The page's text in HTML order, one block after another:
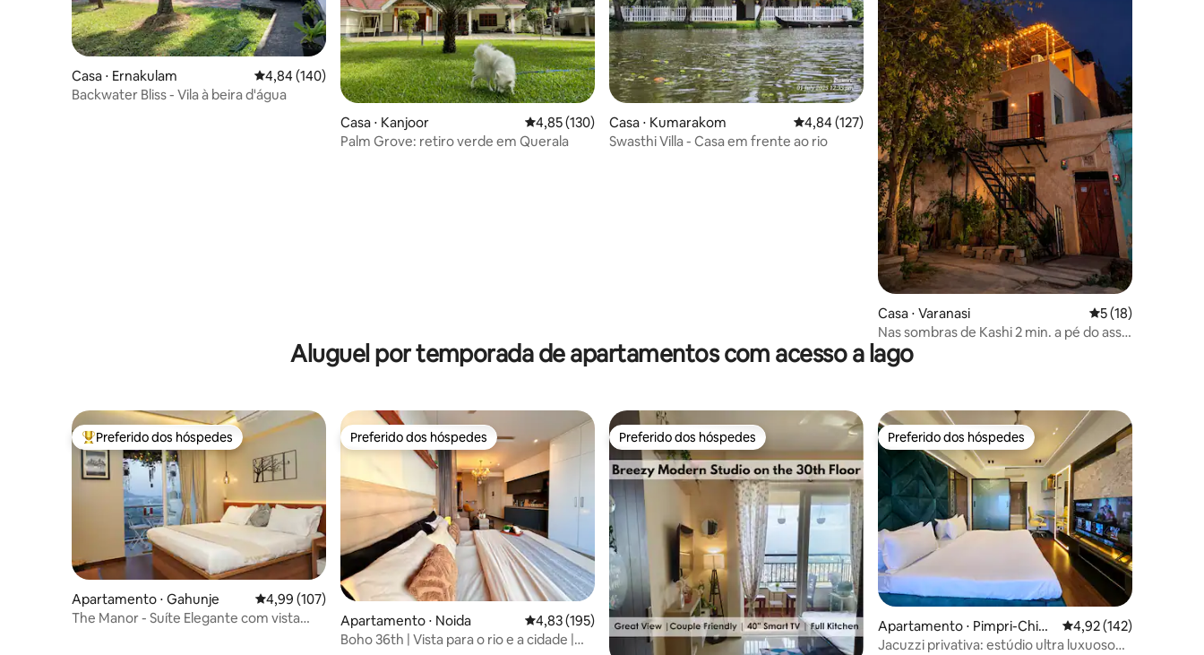
Casa ⋅ Ernakulam 4,84 de uma avaliação média de 5, 140 avaliações
4,84 (140)
Backwater Bliss - Vila à beira d'água
Casa ⋅ Kanjoor 4,85 de uma avaliação média de 5, 130 avaliações
4,85 (130)
Palm Grove: retiro verde em Querala
Casa ⋅ Kumarakom 4,84 de uma avaliação média de 5, 127 avaliações
4,84 (127)
Swasthi Villa - Casa em frente ao rio
Casa ⋅ Varanasi 5 de uma
5 (18)
Nas sombras de Kashi 2 min. a pé do assi
ghat
Aluguel por temporada de apartamentos com acesso a lago
Entre os melhores preferidos dos hóspedes
Preferido dos hóspedes
Apartamento ⋅ Gahunje 4,99 de uma avaliação média de 5, 107 avaliações
4,99 (107)
The Manor - Suíte Elegante com vista
Preferido dos hóspedes
Preferido dos hóspedes
Apartamento ⋅ Noida 4,83 de uma avaliação média de 5, 195 avaliações
4,83 (195)
Boho 36th | Vista para o rio e a cidade |
Preferido dos hóspedes
Preferido dos hóspedes Preferido dos hóspedes
Preferido dos hóspedes
Apartamento ⋅ Pimpri-Chinc
hwad
4,92 de uma avaliação
4,92 (142)
Jacuzzi privativa: estúdio ultra luxuoso